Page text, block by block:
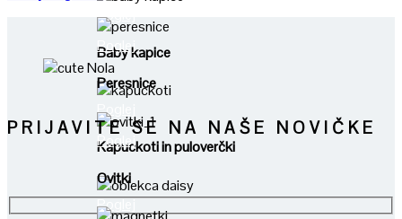
Poglej
Baby kapice
Poglej
Kapuckoti in puloverčki
Poglej
Poglej
Peresnice
Poglej
Ovitki
PRIJAVITE SE NA NAŠE NOVIČKE